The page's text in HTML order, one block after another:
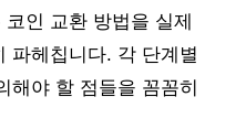
인 교환 방법을 실제
파헤칩니다. 각 단계별
해야 할 점들을 꼼꼼히